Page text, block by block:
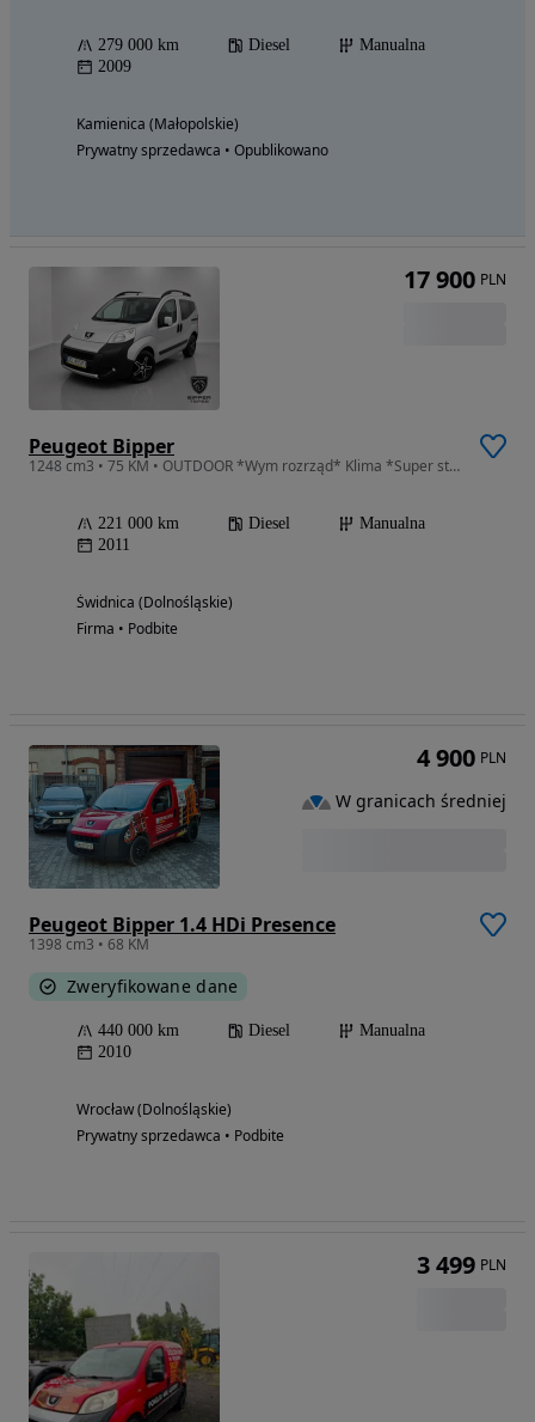
279 000 km Diesel
Manualna
2009
Kamienica (Małopolskie)
Prywatny sprzedawca • Opublikowano
Peugeot Bipper
1248 cm3 • 75 KM • OUTDOOR *Wym rozrząd* Klima *Super stan*Zamiana*Gwarancja-Automi-x.pl
221 000 km Diesel
Manualna
2011
Świdnica (Dolnośląskie)
Firma • Podbite
17 900 PLN
Peugeot Bipper 1.4 HDi Presence
1398 cm3 • 68 KM
Zweryfikowane dane
440 000 km Diesel
Manualna
2010
Wrocław (Dolnośląskie)
Prywatny sprzedawca • Podbite
4 900 PLN
W granicach średniej
3 499 PLN